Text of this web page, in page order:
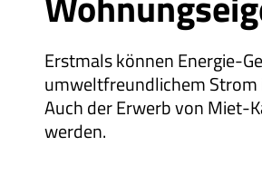
Erstmals können Energie-
umwelt­freundlichem Strom
Auch der Erwerb von
werden.